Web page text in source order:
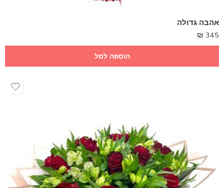
אהבה גדולה
345
₪
הוספה לסל